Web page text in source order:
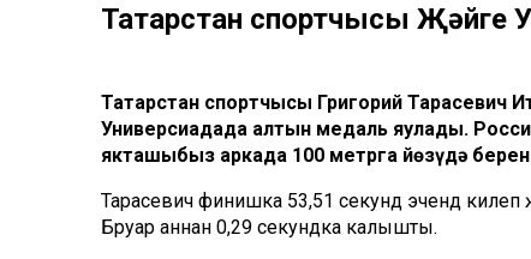
Татарстан спортчысы Җәйге
Татарстан спортчысы Григорий Тарасевич
Универсиадада алтын медаль яулады.
якташыбыз аркада 100 метрга йөзүдә
Тарасевич финишка 53,51 секунд эчендә
Бруар аннан 0,29 секундка калышты.